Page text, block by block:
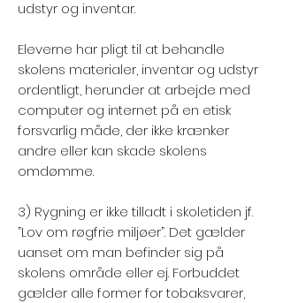
udstyr og inventar.
Eleverne har pligt til at behandle
skolens materialer, inventar og udstyr
ordentligt, herunder at arbejde med
computer og internet på en etisk
forsvarlig måde, der ikke krænker
andre eller kan skade skolens
omdømme.
3) Rygning er ikke tilladt i skoletiden jf.
”Lov om røgfrie miljøer”. Det gælder
uanset om man befinder sig på
skolens område eller ej. Forbuddet
gælder alle former for tobaksvarer,